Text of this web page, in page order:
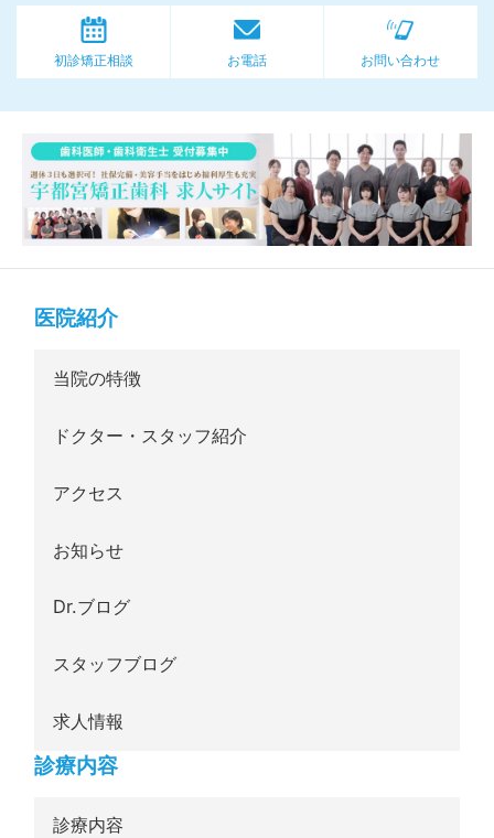
初診矯正相談 お電話 お問い合わせ
医院紹介
当院の特徴
ドクター・スタッフ紹介
アクセス
お知らせ
Dr.ブログ
スタッフブログ
求人情報
診療内容
診療内容